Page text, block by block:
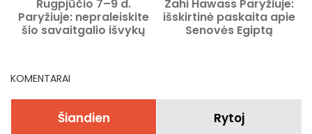
Rugpjūčio 7–9 d.
Paryžiuje: nepraleiskite
šio savaitgalio išvykų
Zahi Hawass Paryžiuje:
išskirtinė paskaita apie
Senovės Egiptą
KOMENTARAI
Šiandien Rytoj